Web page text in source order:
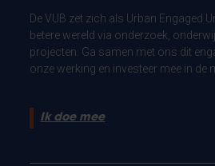
De VUB zet zich als Urban Engaged
betere wereld via onderzoek,
projecten. Ga samen met ons dit
onze werking en investeer mee in de
Ik doe mee